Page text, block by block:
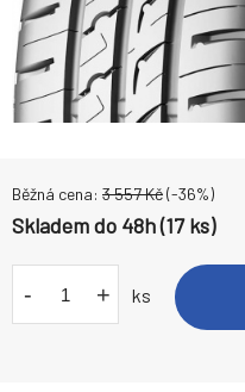
Běžná cena: 3 557Kč(-36%)
Skladem do 48h (17 ks)
- + ks